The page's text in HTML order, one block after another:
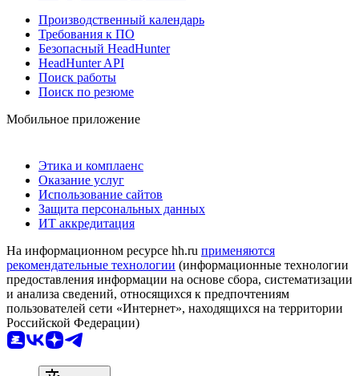
Производственный календарь
Требования к ПО
Безопасный HeadHunter
HeadHunter API
Поиск работы
Поиск по резюме
Мобильное приложение
Этика и комплаенс
Оказание услуг
Использование сайтов
Защита персональных данных
ИТ аккредитация
На информационном ресурсе hh.ru применяются
рекомендательные технологии (информационные технологии
предоставления информации на основе сбора, систематизации
и анализа сведений, относящихся к предпочтениям
пользователей сети «Интернет», находящихся на территории
Российской Федерации)